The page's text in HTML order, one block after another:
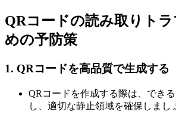
QRコードの読み取りト
めの予防策
1. QRコードを高品質で生成する
QRコードを作成する際は、でき
し、適切な静止領域を確保しまし